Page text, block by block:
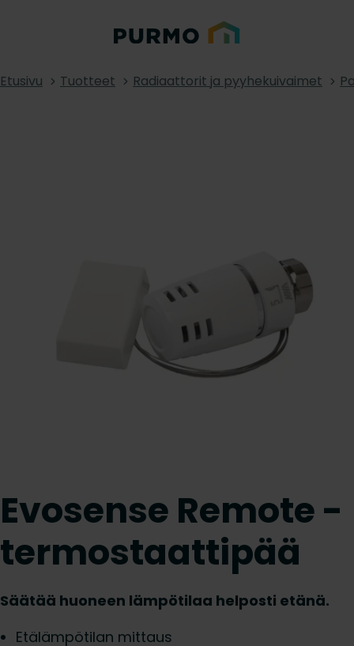
Etusivu Tuotteet Radiaattorit ja pyyhekuivaimet
Evosense Remote -
termostaattipää
Säätää huoneen lämpötilaa helposti etänä.
Etälämpötilan mittaus